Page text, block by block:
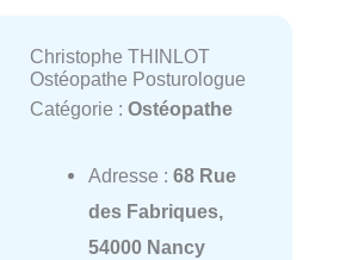
Christophe THINLOT
Ostéopathe Posturologue
Catégorie : Ostéopathe
Adresse : 68 Rue
des Fabriques,
54000 Nancy